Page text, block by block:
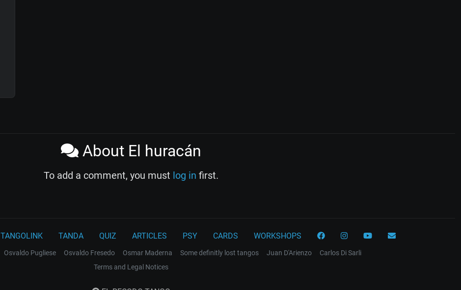
About El huracán
To add a comment, you must log in first.
TANGOLINK TANDA QUIZ ARTICLES PSY CARDS WORKSHOPS
Osvaldo Pugliese Osvaldo Fresedo Osmar Maderna Some definitly lost tangos Juan D'Arienzo
Carlos Di Sarli
Terms and Legal Notices